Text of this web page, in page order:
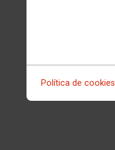
Política de cookies